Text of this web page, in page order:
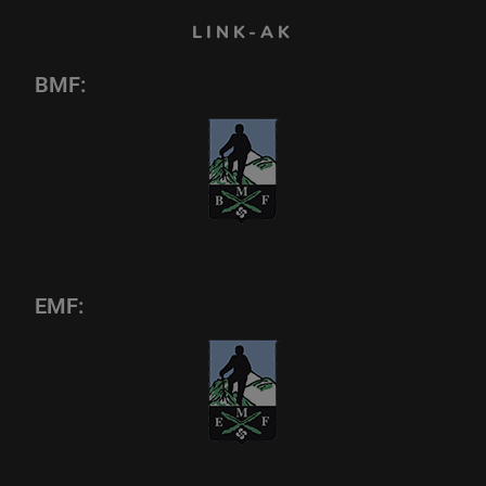
LINK-AK
BMF:
EMF: